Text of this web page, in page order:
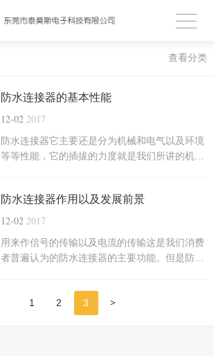
查看分类
防水连接器的基本性能
12-02 2017
防水连接器它主要还是分为机械和电气以及环境
等等性能，它的插拔的力度就是我们所讲的机械
要小但是你的拔的力气要大，否则会导致连接不
牢固，它的机械使用寿命是取决于它的连接件和
防水连接器作用以及发展前景
12-02 2017
用来作信号的传输以及电流的传输这是我们消费
者普遍认为的防水连接器的主要功能。但是防水
件。防水连接器的形式一般都是不固定的，它在
不同的使用环境之中会以不同的形式出现在人们
1 2 3 >